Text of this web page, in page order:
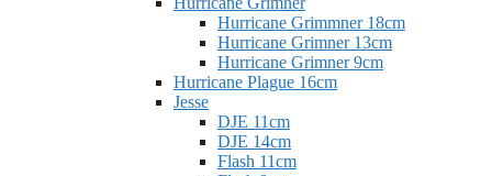
Hurricane Grimmner 18cm
Hurricane Grimner 13cm
Hurricane Grimner 9cm
Hurricane Plague 16cm
Jesse
DJE 11cm
DJE 14cm
Flash 11cm